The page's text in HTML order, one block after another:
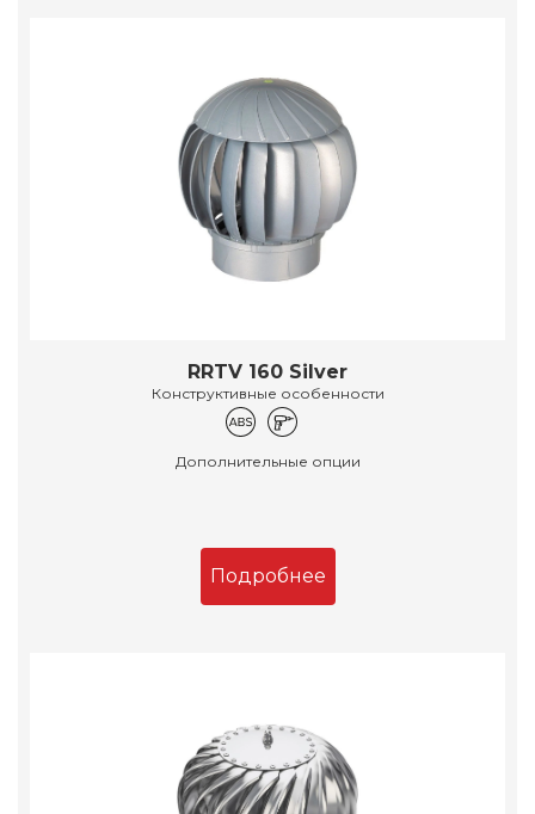
RRTV 160 Silver
Конструктивные особенности
Дополнительные опции
Подробнее